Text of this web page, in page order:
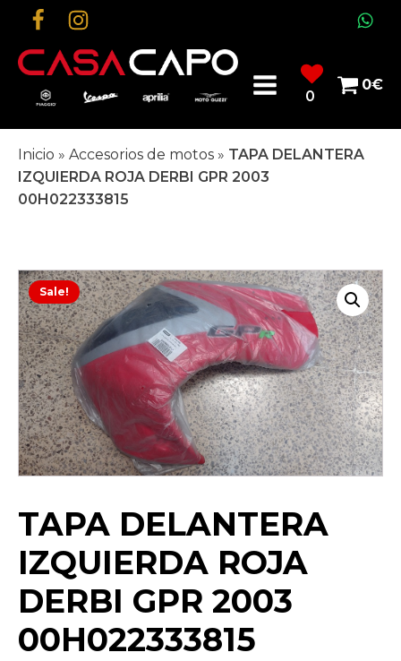
0
0€
Inicio » Accesorios de motos » TAPA DELANTERA
IZQUIERDA ROJA DERBI GPR 2003
00H022333815
Sale!
TAPA DELANTERA
IZQUIERDA ROJA
DERBI GPR 2003
00H022333815